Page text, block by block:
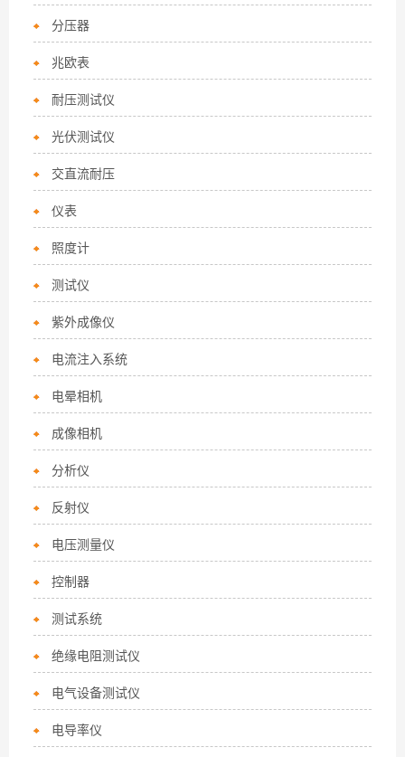
分压器
兆欧表
耐压测试仪
光伏测试仪
交直流耐压
仪表
照度计
测试仪
紫外成像仪
电流注入系统
电晕相机
成像相机
分析仪
反射仪
电压测量仪
控制器
测试系统
绝缘电阻测试仪
电气设备测试仪
电导率仪